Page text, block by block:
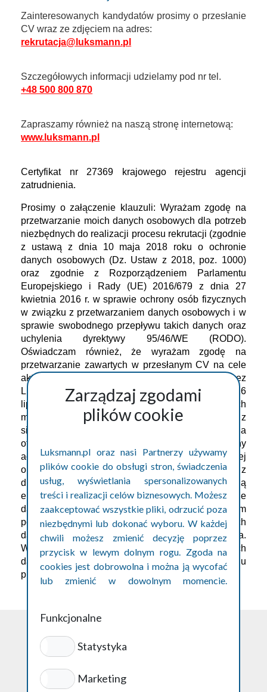
Zarządzaj zgodami
plików cookie
Luksmann.pl oraz nasi Partnerzy używamy
plików cookie do obsługi stron, świadczenia
usług, wyświetlania spersonalizowanych
treści i realizacji celów biznesowych. Możesz
zaakceptować wszystkie pliki, odrzucić poza
niezbędnymi lub dokonać wyboru. W każdej
chwili możesz zmienić decyzję poprzez
przycisk w lewym dolnym rogu. Zgoda na
cookies jest dobrowolna i można ją wycofać
lub zmienić w dowolnym momencie.
Funkcjonalne
Statystyka
Marketing
Zainteresowanych kandydatów prosimy o przesłanie
CV wraz ze zdjęciem na adres:
rekrutacja@luksmann.pl
Szczegółowych informacji udzielamy pod nr tel.
+48 500 800 870
Zapraszamy również na naszą stronę internetową:
www.luksmann.pl
Certyfikat nr 27369 krajowego rejestru agencji
zatrudnienia.
Prosimy o załączenie klauzuli: Wyrażam zgodę na
przetwarzanie moich danych osobowych dla potrzeb
niezbędnych do realizacji procesu rekrutacji (zgodnie
z ustawą z dnia 10 maja 2018 roku o ochronie
danych osobowych (Dz. Ustaw z 2018, poz. 1000)
oraz zgodnie z Rozporządzeniem Parlamentu
Europejskiego i Rady (UE) 2016/679 z dnia 27
kwietnia 2016 r. w sprawie ochrony osób fizycznych
w związku z przetwarzaniem danych osobowych i w
sprawie swobodnego przepływu takich danych oraz
uchylenia dyrektywy 95/46/WE (RODO).
Oświadczam również, że wyrażam zgodę na
przetwarzanie zawartych w przesłanym CV na cele
aktualnej i przyszłych rekrutacji prowadzonych przez
Luksmann Sp. z o.o. w rozumieniu ustawy z dnia 16
lipca 2004 roku Prawo telekomunikacyjne w celach
marketingowych przez Luksmann Sp. z o.o.  z
siedzibą we Wrocławiu, ul. Podwale 1/62 na
otrzymywanie drogą elektroniczną na wskazany
adres e-mail i numer telefonu informacji handlowej
oraz ofert pracy w rozumieniu art. 10 ust. 1 ustawy z
dnia 18 lipca 2002 roku o świadczeniu usług drogą
elektroniczną i oświadczam, iż podanie przeze mnie
danych osobowych jest dobrowolne oraz iż zostałem
poinformowany o prawie żądania dostępu do moich
danych osobowych, ich zmiany oraz usunięcia.
Wyrażam również zgodę na przekazanie moich
danych potencjalnym pracodawcom w celu
przeprowadzenia procesu rekrutacyjnego.
Polityka prywatności
ul. Podwale 1/62